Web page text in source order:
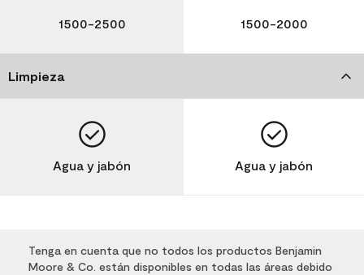
1500-2500 1500-2000
Limpieza
Agua y jabón Agua y jabón
Tenga en cuenta que no todos los productos Benjamin
Moore & Co. están disponibles en todas las áreas debido